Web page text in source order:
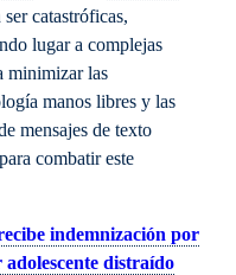
catastróficas,
lugar a complejas
minimizar las
manos libres y las
mensajes de texto
combatir este
indemnización por
distraído